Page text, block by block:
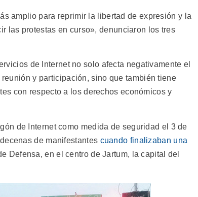
amplio para reprimir la libertad de expresión y la
las protestas en curso», denunciaron los tres
de Internet no solo afecta negativamente el
y participación, sino que también tiene
con respecto a los derechos económicos y
de Internet como medida de seguridad el 3 de
de manifestantes cuando finalizaban una
Defensa, en el centro de Jartum, la capital del